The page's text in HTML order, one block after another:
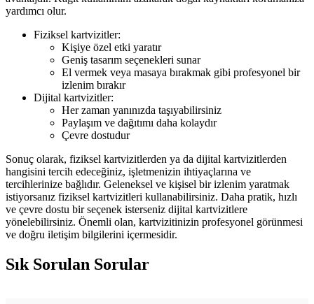
yardımcı olur.
Fiziksel kartvizitler:
Kişiye özel etki yaratır
Geniş tasarım seçenekleri sunar
El vermek veya masaya bırakmak gibi profesyonel bir
izlenim bırakır
Dijital kartvizitler:
Her zaman yanınızda taşıyabilirsiniz
Paylaşım ve dağıtımı daha kolaydır
Çevre dostudur
Sonuç olarak, fiziksel kartvizitlerden ya da dijital kartvizitlerden
hangisini tercih edeceğiniz, işletmenizin ihtiyaçlarına ve
tercihlerinize bağlıdır. Geleneksel ve kişisel bir izlenim yaratmak
istiyorsanız fiziksel kartvizitleri kullanabilirsiniz. Daha pratik, hızlı
ve çevre dostu bir seçenek isterseniz dijital kartvizitlere
yönelebilirsiniz. Önemli olan, kartvizitinizin profesyonel görünmesi
ve doğru iletişim bilgilerini içermesidir.
Sık Sorulan Sorular